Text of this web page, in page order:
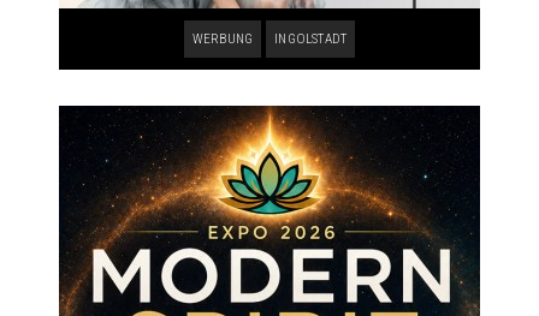
WERBUNG INGOLSTADT